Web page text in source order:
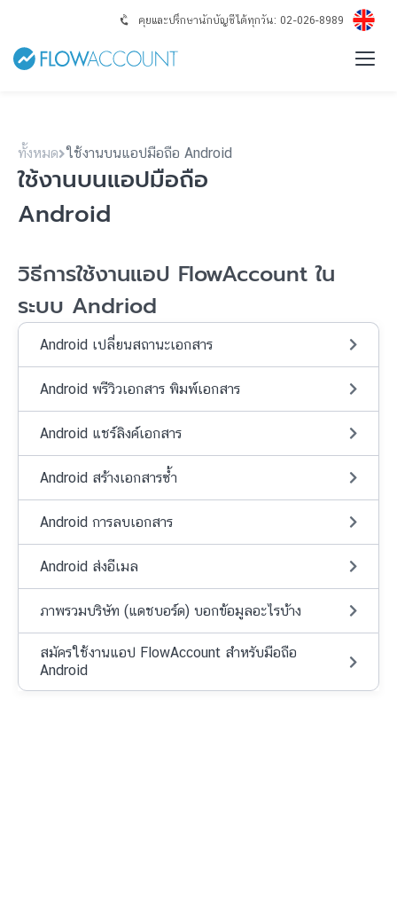
คุยและปรึกษานักบัญชีได้ทุกวัน: 02-026-8989
ทั้งหมด ใช้งานบนแอปมือถือ Android
ใช้งานบนแอปมือถือ
Android
วิธีการใช้งานแอป FlowAccount ใน
ระบบ Andriod
Android เปลี่ยนสถานะเอกสาร
Android พรีวิวเอกสาร พิมพ์เอกสาร
Android แชร์ลิงค์เอกสาร
Android สร้างเอกสารซ้ำ
Android การลบเอกสาร
Android ส่งอีเมล
ภาพรวมบริษัท (แดชบอร์ด) บอกข้อมูลอะไรบ้าง
สมัครใช้งานแอป FlowAccount สำหรับมือถือ
Android